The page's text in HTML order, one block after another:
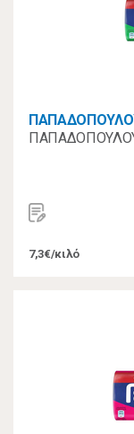
ΠΑΠΑΔΟΠΟΥΛΟΥ
7,3€/κιλό